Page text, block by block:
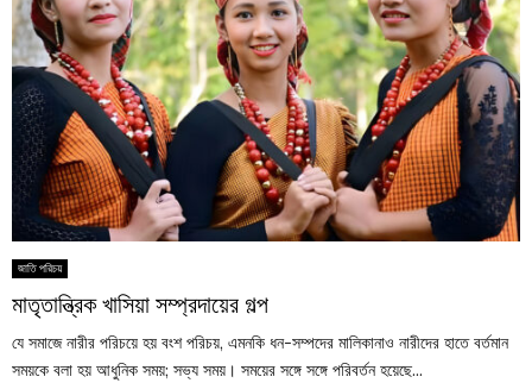
জাতি পরিচয়
মাতৃতান্ত্রিক খাসিয়া সম্প্রদায়ের গল্প
যে সমাজে নারীর পরিচয়ে হয় বংশ পরিচয়, এমনকি ধন-সম্পদের মালিকানাও নারীদের হাতে বর্তমান
সময়কে বলা হয় আধুনিক সময়; সভ্য সময়। সময়ের সঙ্গে সঙ্গে পরিবর্তন হয়েছে...